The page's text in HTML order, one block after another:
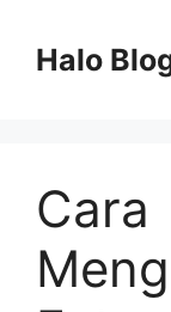
contentHalo
Cara